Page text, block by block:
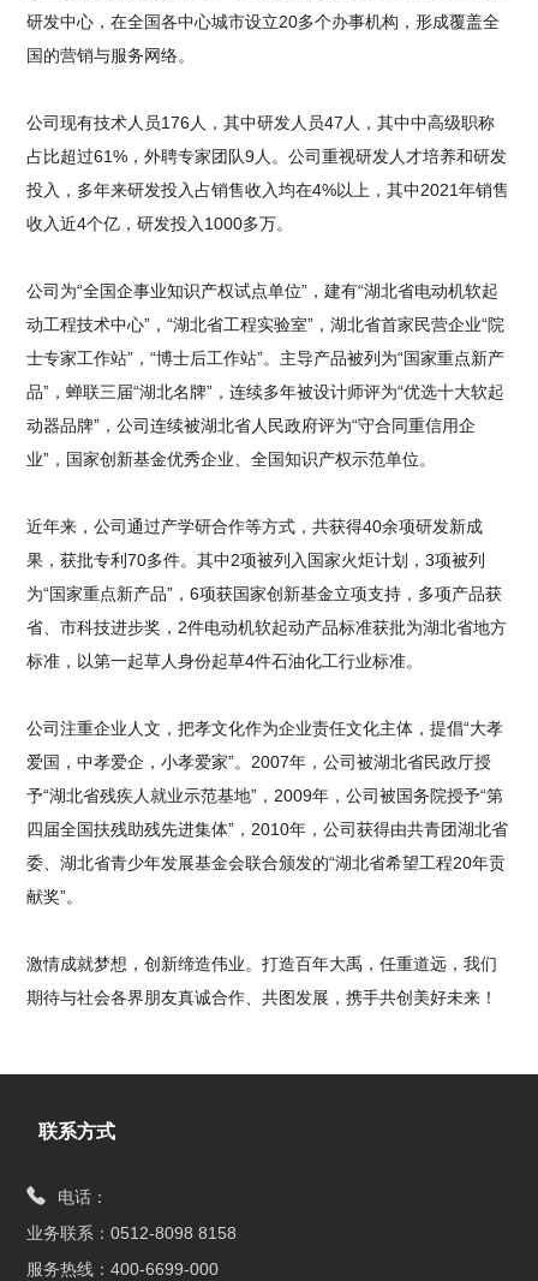
研发中心，在全国各中心城市设立20多个办事机构，形成覆盖全
国的营销与服务网络。
公司现有技术人员176人，其中研发人员47人，其中中高级职称
占比超过61%，外聘专家团队9人。公司重视研发人才培养和研发
投入，多年来研发投入占销售收入均在4%以上，其中2021年销售
收入近4个亿，研发投入1000多万。
公司为“全国企事业知识产权试点单位”，建有“湖北省电动机软起
动工程技术中心”，“湖北省工程实验室”，湖北省首家民营企业“院
士专家工作站”，“博士后工作站”。主导产品被列为“国家重点新产
品”，蝉联三届“湖北名牌”，连续多年被设计师评为“优选十大软起
动器品牌”，公司连续被湖北省人民政府评为“守合同重信用企
业”，国家创新基金优秀企业、全国知识产权示范单位。
近年来，公司通过产学研合作等方式，共获得40余项研发新成
果，获批专利70多件。其中2项被列入国家火炬计划，3项被列
为“国家重点新产品”，6项获国家创新基金立项支持，多项产品获
省、市科技进步奖，2件电动机软起动产品标准获批为湖北省地方
标准，以第一起草人身份起草4件石油化工行业标准。
公司注重企业人文，把孝文化作为企业责任文化主体，提倡“大孝
爱国，中孝爱企，小孝爱家”。2007年，公司被湖北省民政厅授
予“湖北省残疾人就业示范基地”，2009年，公司被国务院授予“第
四届全国扶残助残先进集体”，2010年，公司获得由共青团湖北省
委、湖北省青少年发展基金会联合颁发的“湖北省希望工程20年贡
献奖”。
激情成就梦想，创新缔造伟业。打造百年大禹，任重道远，我们
期待与社会各界朋友真诚合作、共图发展，携手共创美好未来！
联系方式
电话：
业务联系：0512-8098 8158
服务热线：400-6699-000